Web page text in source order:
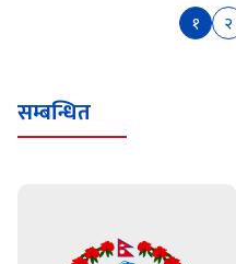
१ २
सम्बन्धित